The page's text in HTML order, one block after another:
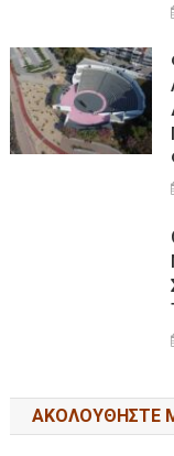
ΑΚΟΛΟΥΘΉΣΤΕ